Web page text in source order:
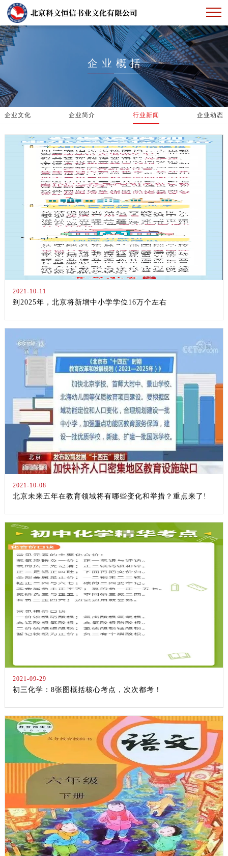
首页
产品展示
下载中心
人才招聘
企业概括
企业文化 企业简介 行业新闻 企业动态
2021-10-11
到2025年，北京将新增中小学学位16万个左右
2021-10-08
北京未来五年在教育领域将有哪些变化和举措？重点来了!
2021-09-29
初三化学：8张图概括核心考点，次次都考！